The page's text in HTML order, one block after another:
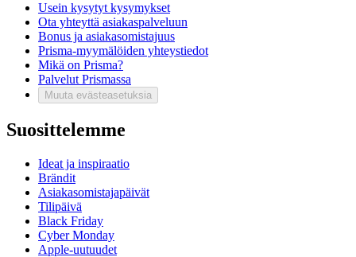
Usein kysytyt kysymykset
Ota yhteyttä asiakaspalveluun
Bonus ja asiakasomistajuus
Prisma-myymälöiden yhteystiedot
Mikä on Prisma?
Palvelut Prismassa
Muuta evästeasetuksia
Suosittelemme
Ideat ja inspiraatio
Brändit
Asiakasomistajapäivät
Tilipäivä
Black Friday
Cyber Monday
Apple-uutuudet